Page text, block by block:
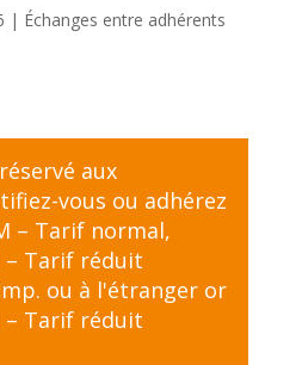
| Échanges entre adhérents
aux
vous ou adhérez
– Tarif normal,
– Tarif réduit
ou à l'étrangeror
– Tarif réduit